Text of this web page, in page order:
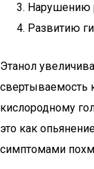
Нарушению
Развитию
Этанол
свертываемость
кислородному
это как
симптомами